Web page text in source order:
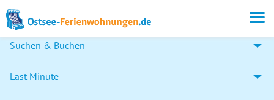
Suchen & Buchen
Last Minute